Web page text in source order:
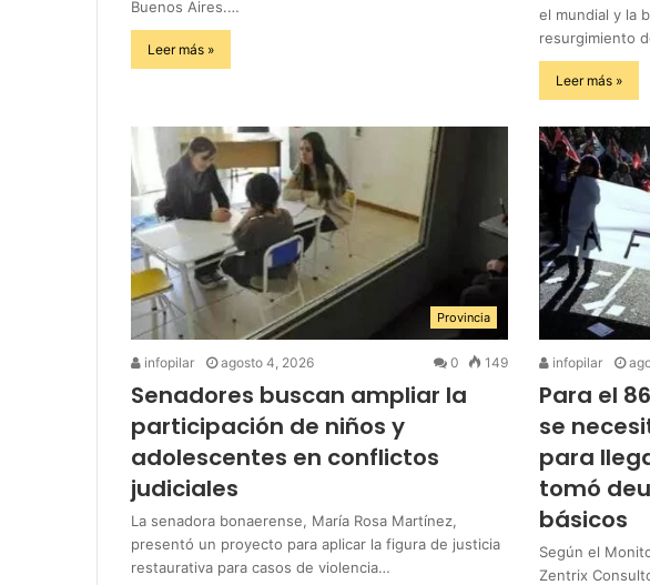
Buenos Aires.…
Leer más »
el mundial y la
resurgimiento
Leer más »
Provincia
infopilar agosto 4, 2026 0 149
Senadores buscan ampliar la
participación de niños y
adolescentes en conflictos
judiciales
La senadora bonaerense, María Rosa Martínez,
presentó un proyecto para aplicar la figura de justicia
restaurativa para casos de violencia…
infopilar
Para el
se
para
tomó
básicos
Según el
Zentrix